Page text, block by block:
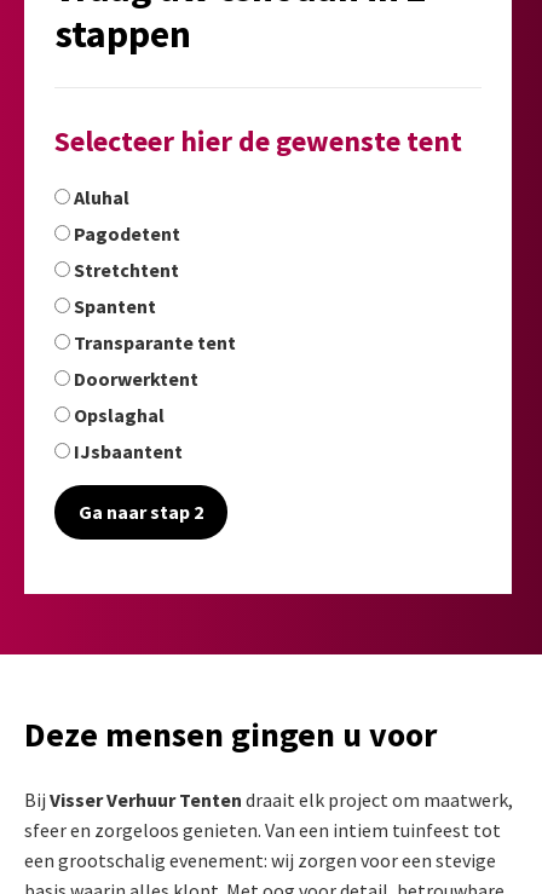
stappen
Selecteer hier de gewenste tent
Aluhal
Pagodetent
Stretchtent
Spantent
Transparante tent
Doorwerktent
Opslaghal
IJsbaantent
Ga naar stap 2
Deze mensen gingen u voor
Bij Visser Verhuur Tenten draait elk project om maatwerk,
sfeer en zorgeloos genieten. Van een intiem tuinfeest tot
een grootschalig evenement: wij zorgen voor een stevige